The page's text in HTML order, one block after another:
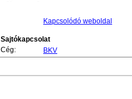
Kapcsolódó weboldal
Sajtókapcsolat
Cég:
BKV